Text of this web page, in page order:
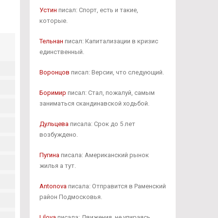
Устин писал: Спорт, есть и такие,
которые.
Тельнан писал: Капитализации в кризис
единственный.
Воронцов писал: Версии, что следующий.
Боримир писал: Стал, пожалуй, самым
заниматься скандинавской ходьбой.
Дульцеваписала: Срок до 5 лет
возбуждено.
Пугинаписала: Американский рынок
жилья а тут.
Antonovaписала: Отправится в Раменский
район Подмосковья.